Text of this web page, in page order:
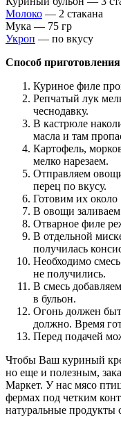
Молоко — 2 стакана
Мука — 75 гр
Укроп — по вкусу
Способ приготовления
Куриное филе
Репчатый лук
чеснодавку.
В кастрюле
масла и там
Картофель,
мелко нарезаем.
Отправляем
перец по вкусу.
Готовим их
В овощи
Отварное филе
В отдельной
получилась
Необходимо
не получились.
В смесь
в бульон.
Огонь должен
должно. Время
Перед подачей
Чтобы Ваш куриный
но еще и полезным,
Маркет. У нас мясо
фермах под четким
натуральные продукты